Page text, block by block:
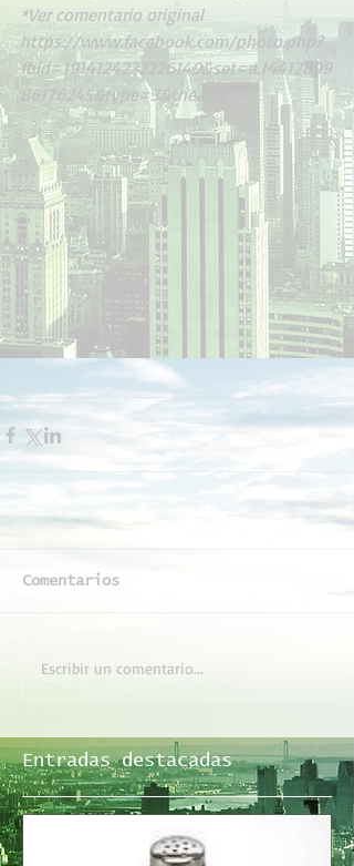
*Ver comentario original
https://www.facebook.com/photo.php?
fbid=1914124232226149&set=a.14412899
86176245&type=3&theater
Comentarios
Escribir un comentario...
Entradas destacadas